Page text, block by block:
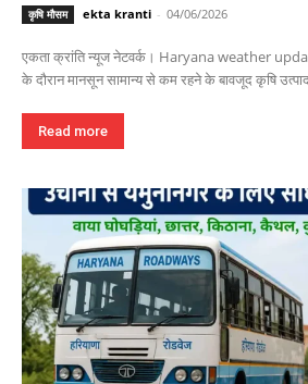
कृषि मौसम ekta kranti - 04/06/2026
एकता क्रांति न्यूज नेटवर्क। Haryana weather update
के दौरान मानसून सामान्य से कम रहने के बावजूद कृषि
Read more